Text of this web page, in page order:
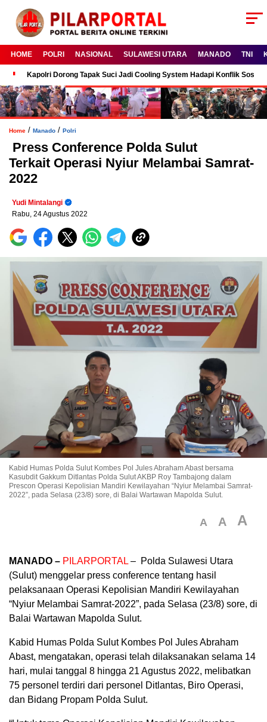
HOME POLRI NASIONAL SULAWESI UTARA MANADO TNI
Kapolri Dorong Tapak Suci Jadi Cooling System Hadapi Konflik Sosial
Home / Manado / Polri
Press Conference Polda Sulut
Terkait Operasi Nyiur Melambai Samrat-
2022
Yudi Mintalangi
Rabu, 24 Agustus 2022
Kabid Humas Polda Sulut Kombes Pol Jules Abraham Abast bersama
Kasubdit Gakkum Ditlantas Polda Sulut AKBP Roy Tambajong dalam
Prescon Operasi Kepolisian Mandiri Kewilayahan “Nyiur Melambai Samrat-
2022”, pada Selasa (23/8) sore, di Balai Wartawan Mapolda Sulut.
A A A
MANADO – PILARPORTAL – Polda Sulawesi Utara
(Sulut) menggelar press conference tentang hasil
pelaksanaan Operasi Kepolisian Mandiri Kewilayahan
“Nyiur Melambai Samrat-2022”, pada Selasa (23/8) sore, di
Balai Wartawan Mapolda Sulut.
Kabid Humas Polda Sulut Kombes Pol Jules Abraham
Abast, mengatakan, operasi telah dilaksanakan selama 14
hari, mulai tanggal 8 hingga 21 Agustus 2022, melibatkan
75 personel terdiri dari personel Ditlantas, Biro Operasi,
dan Bidang Propam Polda Sulut.